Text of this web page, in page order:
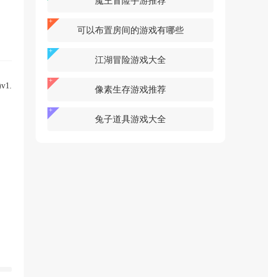
可以布置房间的游戏有哪些
江湖冒险游戏大全
像素生存游戏推荐
兔子道具游戏大全